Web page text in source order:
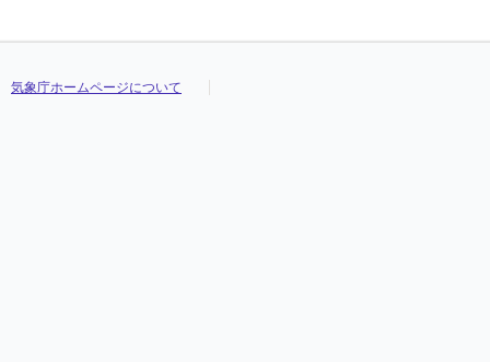
気象庁ホームページについて